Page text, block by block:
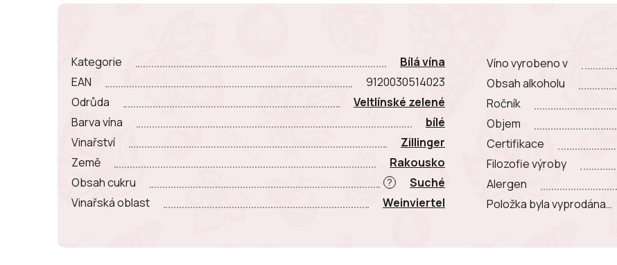
Kategorie
Bílá vína
EAN
9120030514023
Odrůda
Veltlínské zelené
Barva vína
bílé
Vinařství
Zillinger
Země
Rakousko
?
Obsah cukru
Suché
Vinařská oblast
Weinviertel
Víno vyrobeno v
Obsah alkoholu
Ročník
Objem
Certifikace
Filozofie výroby
Alergen
Položka byla vyprodána…